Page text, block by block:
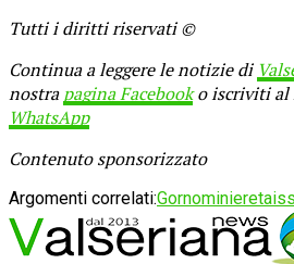
Tutti i diritti riservati ©
Continua a leggere le notizie di
nostrapagina Facebooko iscriviti al
WhatsApp
Contenuto sponsorizzato
Argomenti correlati:Gornominiere